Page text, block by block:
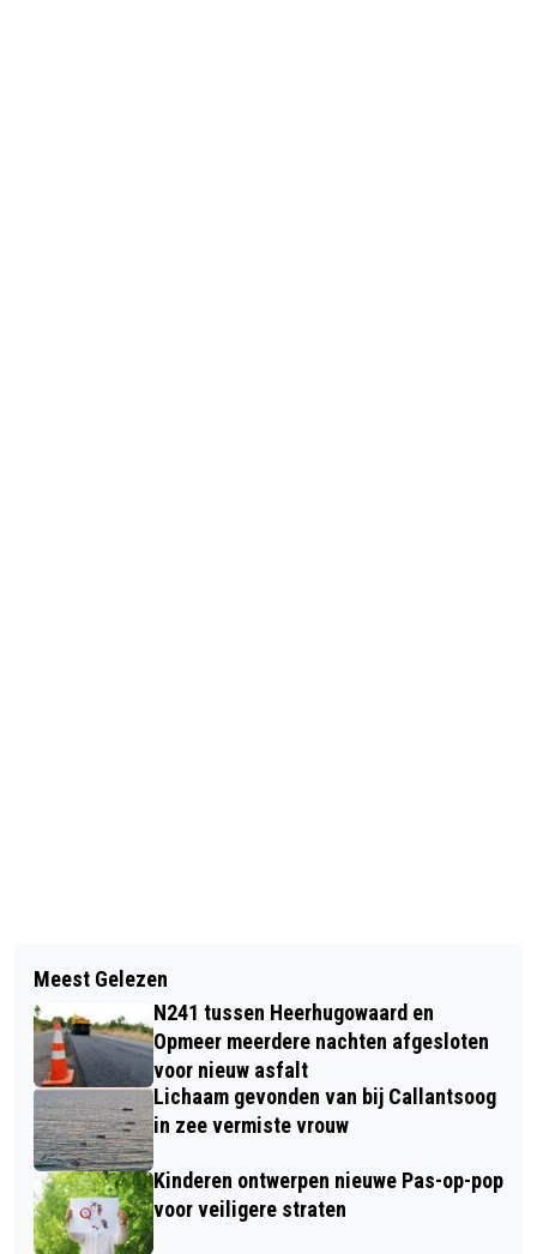
80 JAAR VRIJHEID: LEZING OVER DE
BEVRIJDING VAN LANGEDIJK IN
MUSEUM BROEKERVEILING
MEXICAANSE LINKSBACK CHÁVEZ
TEKENT VOOR VIJF JAAR BIJ AZ
Meest Gelezen
N241 tussen Heerhugowaard en
Opmeer meerdere nachten afgesloten
voor nieuw asfalt
Lichaam gevonden van bij Callantsoog
in zee vermiste vrouw
Kinderen ontwerpen nieuwe Pas-op-pop
voor veiligere straten